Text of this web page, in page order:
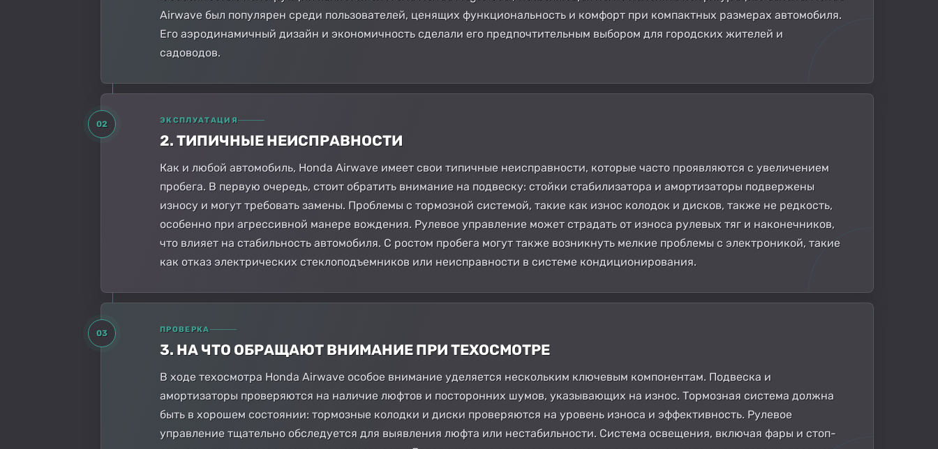
Airwave был популярен среди пользователей, ценящих функциональность и комфорт при компактных размерах автомобиля.
Его аэродинамичный дизайн и экономичность сделали его предпочтительным выбором для городских жителей и
садоводов.
02 ЭКСПЛУАТАЦИЯ
2. ТИПИЧНЫЕ НЕИСПРАВНОСТИ
Как и любой автомобиль, Honda Airwave имеет свои типичные неисправности, которые часто проявляются с увеличением
пробега. В первую очередь, стоит обратить внимание на подвеску: стойки стабилизатора и амортизаторы подвержены
износу и могут требовать замены. Проблемы с тормозной системой, такие как износ колодок и дисков, также не редкость,
особенно при агрессивной манере вождения. Рулевое управление может страдать от износа рулевых тяг и наконечников,
что влияет на стабильность автомобиля. С ростом пробега могут также возникнуть мелкие проблемы с электроникой, такие
как отказ электрических стеклоподъемников или неисправности в системе кондиционирования.
03 ПРОВЕРКА
3. НА ЧТО ОБРАЩАЮТ ВНИМАНИЕ ПРИ ТЕХОСМОТРЕ
В ходе техосмотра Honda Airwave особое внимание уделяется нескольким ключевым компонентам. Подвеска и
амортизаторы проверяются на наличие люфтов и посторонних шумов, указывающих на износ. Тормозная система должна
быть в хорошем состоянии: тормозные колодки и диски проверяются на уровень износа и эффективность. Рулевое
управление тщательно обследуется для выявления люфта или нестабильности. Система освещения, включая фары и стоп-